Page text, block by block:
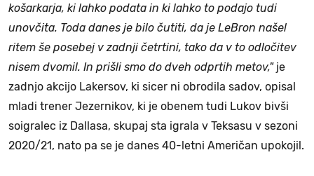
košarkarja, ki lahko podata in ki lahko to podajo tudi
unovčita. Toda danes je bilo čutiti, da je LeBron našel
ritem še posebej v zadnji četrtini, tako da v to odločitev
nisem dvomil. In prišli smo do dveh odprtih metov," je
zadnjo akcijo Lakersov, ki sicer ni obrodila sadov, opisal
mladi trener Jezernikov, ki je obenem tudi Lukov bivši
soigralec iz Dallasa, skupaj sta igrala v Teksasu v sezoni
2020/21, nato pa se je danes 40-letni Američan upokojil.